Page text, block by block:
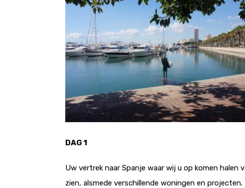
DAG 1
Uw vertrek naar Spanje waar wij u op komen halen
zien, alsmede verschillende woningen en projecten.